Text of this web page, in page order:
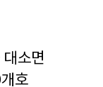
소면
호